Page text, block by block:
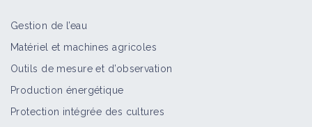
Gestion de l’eau
Matériel et machines agricoles
Outils de mesure et d’observation
Production énergétique
Protection intégrée des cultures